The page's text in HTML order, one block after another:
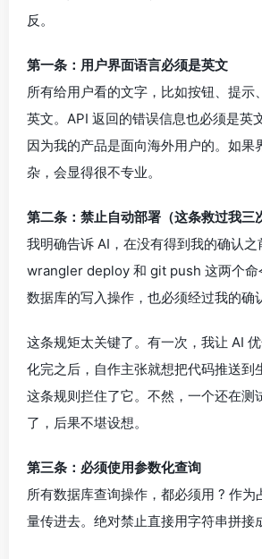
反。
第一条：用户界面语言必须是英文
所有给用户看的文字，比如按钮、提示
英文。API 返回的错误信息也必须是英
因为我的产品是面向海外用户的。如果
杂，会显得很不专业。
第二条：禁止自动部署（这条救过我三
我明确告诉 AI，在没有得到我的确认
wrangler deploy 和 git push 这两个命
数据库的写入操作，也必须经过我的确
这条规矩太关键了。有一次，我让 AI
化完之后，自作主张就想把代码推送到
这条规则拦住了它。不然，一个还在测
了，后果不堪设想。
第三条：必须使用参数化查询
所有数据库查询操作，都必须用 ? 作为
量传进去。绝对禁止直接用字符串拼接